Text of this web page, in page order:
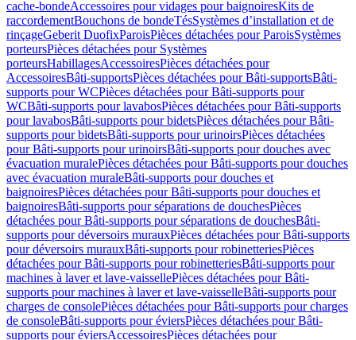
cache-bondeAccessoires pour vidages pour baignoiresKits de
raccordementBouchons de bondeTésSystèmes d’installation et de
rinçageGeberit DuofixParoisPièces détachées pour ParoisSystèmes
porteursPièces détachées pour Systèmes
porteursHabillagesAccessoiresPièces détachées pour
AccessoiresBâti-supportsPièces détachées pour Bâti-supportsBâti-
supports pour WCPièces détachées pour Bâti-supports pour
WCBâti-supports pour lavabosPièces détachées pour Bâti-supports
pour lavabosBâti-supports pour bidetsPièces détachées pour Bâti-
supports pour bidetsBâti-supports pour urinoirsPièces détachées
pour Bâti-supports pour urinoirsBâti-supports pour douches avec
évacuation muralePièces détachées pour Bâti-supports pour douches
avec évacuation muraleBâti-supports pour douches et
baignoiresPièces détachées pour Bâti-supports pour douches et
baignoiresBâti-supports pour séparations de douchesPièces
détachées pour Bâti-supports pour séparations de douchesBâti-
supports pour déversoirs murauxPièces détachées pour Bâti-supports
pour déversoirs murauxBâti-supports pour robinetteriesPièces
détachées pour Bâti-supports pour robinetteriesBâti-supports pour
machines à laver et lave-vaissellePièces détachées pour Bâti-
supports pour machines à laver et lave-vaisselleBâti-supports pour
charges de consolePièces détachées pour Bâti-supports pour charges
de consoleBâti-supports pour éviersPièces détachées pour Bâti-
supports pour éviersAccessoiresPièces détachées pour